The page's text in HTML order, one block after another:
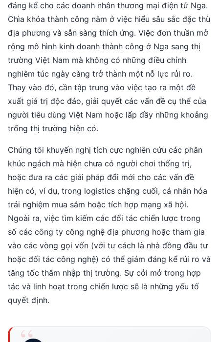
đáng kể cho các doanh nhân thương mại điện tử Nga.
Chìa khóa thành công nằm ở việc hiểu sâu sắc đặc thù
địa phương và sẵn sàng thích ứng. Việc đơn thuần mở
rộng mô hình kinh doanh thành công ở Nga sang thị
trường Việt Nam mà không có những điều chỉnh
nghiêm túc ngày càng trở thành một nỗ lực rủi ro.
Thay vào đó, cần tập trung vào việc tạo ra một đề
xuất giá trị độc đáo, giải quyết các vấn đề cụ thể của
người tiêu dùng Việt Nam hoặc lấp đầy những khoảng
trống thị trường hiện có.
Chúng tôi khuyến nghị tích cực nghiên cứu các phân
khúc ngách mà hiện chưa có người chơi thống trị,
hoặc đưa ra các giải pháp đổi mới cho các vấn đề
hiện có, ví dụ, trong logistics chặng cuối, cá nhân hóa
trải nghiệm mua sắm hoặc tích hợp mạng xã hội.
Ngoài ra, việc tìm kiếm các đối tác chiến lược trong
số các công ty công nghệ địa phương hoặc tham gia
vào các vòng gọi vốn (với tư cách là nhà đồng đầu tư
hoặc đối tác công nghệ) có thể giảm đáng kể rủi ro và
tăng tốc thâm nhập thị trường. Sự cởi mở trong hợp
tác và linh hoạt trong chiến lược sẽ là những yếu tố
quyết định.